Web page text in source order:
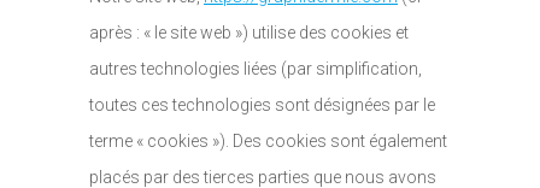
après : « le site web ») utilise des cookies et
autres technologies liées (par simplification,
toutes ces technologies sont désignées par le
terme « cookies »). Des cookies sont également
placés par des tierces parties que nous avons